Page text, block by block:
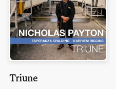
Triune